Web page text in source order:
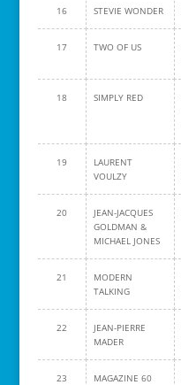
16 STEVIE WONDER
17 TWO OF US
18 SIMPLY RED
19
LAURENT
VOULZY
20
JEAN-JACQUES
GOLDMAN &
MICHAEL JONES
21
MODERN
TALKING
22
JEAN-PIERRE
MADER
23 MAGAZINE 60